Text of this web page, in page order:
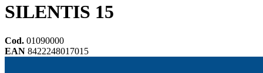
SILENTIS 15
Cod. 01090000
EAN 8422248017015